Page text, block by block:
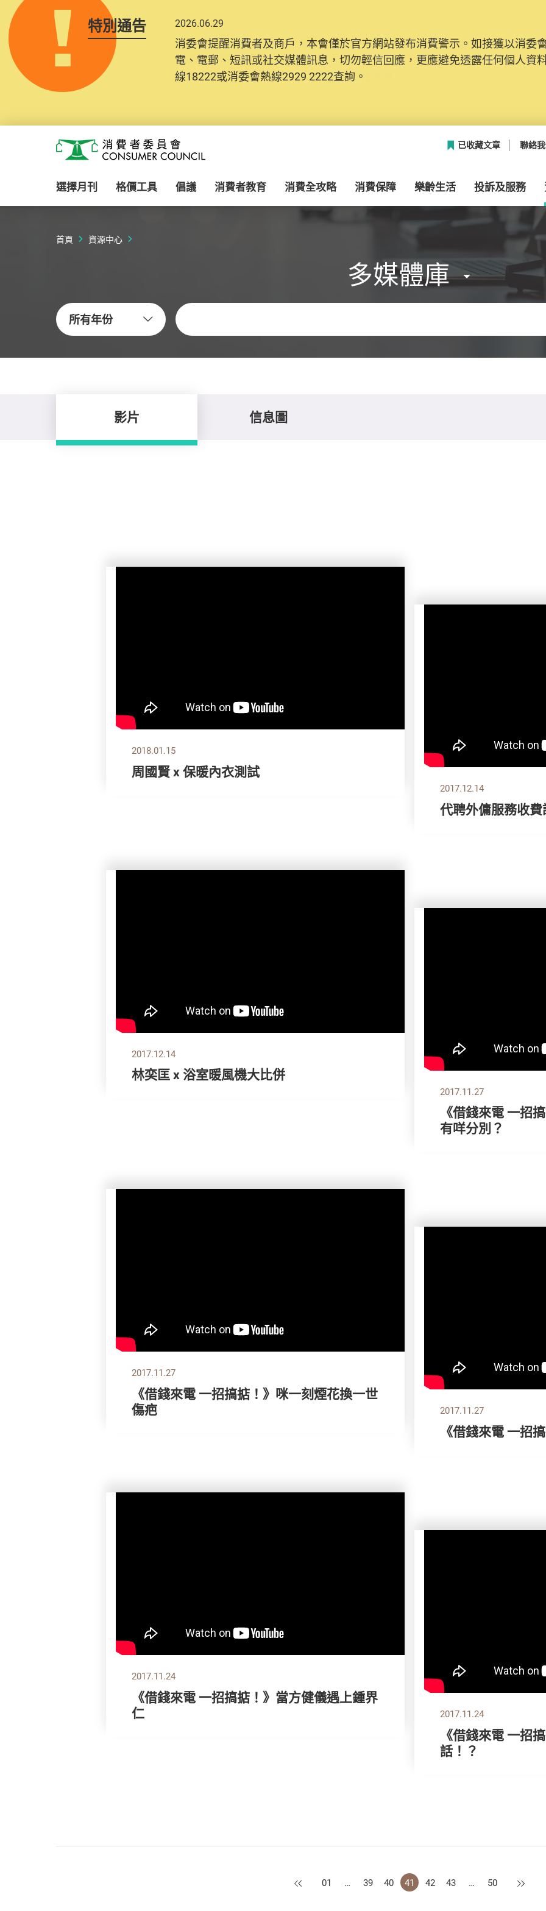
特別通告 2026.06.29
消委會提醒消費者及商戶，本會僅於官方網站發布消費警示。如接獲以消委
電、電郵、短訊或社交媒體訊息，切勿輕信回應，更應避免透露任何個人資
線18222或消委會熱線2929 2222查詢。
2025.10.31
為提升使用者體驗及網絡安全，本會的投訴處理系統已經進行升級及推出
消費者需要提供基本聯絡資料（包括姓名、電郵及電話）註冊帳戶，才可提
紀錄將清晰整合於帳戶中，方便日後作出跟進。
消費者委員會
已收藏文章 聯絡
選擇月刊 格價工具 倡議 消費者教育 消費全攻略 消費保障 樂齡生活 投訴及服務
首頁 資源中心
多媒體庫
所有年份
關鍵字
影片 信息圖
2018.01.15
周國賢 x 保暖內衣測試
2017.12.14
代聘外傭服務收費
2017.12.14
林奕匡 x 浴室暖風機大比併
2017.11.27
《借錢來電 一招
有咩分別？
2017.11.27
《借錢來電 一招搞掂！》咪一刻煙花換一世
傷疤
2017.11.27
《借錢來電 一招
2017.11.24
《借錢來電 一招搞掂！》當方健儀遇上鍾界
仁
2017.11.24
《借錢來電 一招
話！？
上一頁
01 … 39 40 41 42 43 … 50 下一頁